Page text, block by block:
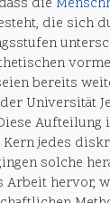
die sich
bereits
Universität
Kern jedes
solche
Arbeit hervor,